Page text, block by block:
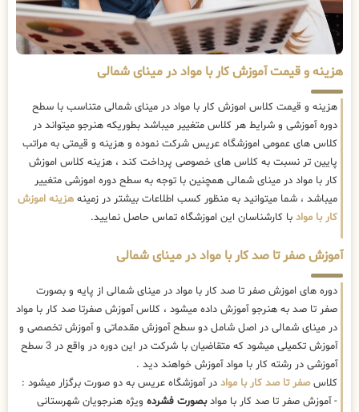
هزینه و قیمت آموزش کار با مواد در مینای شمالی
هزینه و قیمت کلاس اموزش کار با مواد در مینای شمالی متناسب با سطح
دوره آموزشی و شرایط هر کلاس متغییر میباشد بطوریکه هنرجو میتواند در
کلاس های عمومی اموزشگاه عریس شرکت نموده و هزینه و قیمتی به مراتب
پایین تر نسبت به کلاس های خصوصی پرداخت کند ، هزینه کلاس اموزش
کار با مواد در مینای شمالی همچنین با توجه به سطح دوره اموزشی متغییر
میباشد ، شما میتوانید به منظور کسب اطلاعات بیشتر در زمینه هزینه اموزش
کار با مواد با کارشناسان این اموزشگاه تماس حاصل نمایید.
آموزش صفر تا صد کار با مواد در مینای شمالی
دوره های اموزش صفر تا صد کار با مواد در مینای شمالی از پایه و بصورت
صفر تا صد به هنرجو آموزش داده میشود ، کلاس آموزش صفرتا صد کار با مواد
در مینای شمالی در اصل شامل دو سطح آموزش مقدماتی و آموزش تخصصی و
آموزش تکمیلی میشود که متقاضیان با شرکت در این دوره در واقع در 3 سطح
آموزشی در رشته کار با مواد آموزش خواهند دید .
کلاسصفر تا صد کار با مواد در آموزشگاه عریس به دو صورت برگزار میشود :
- آموزش صفر تا صد کار با موادبصورت فشرده ویژه هنرجویان شهرستانی